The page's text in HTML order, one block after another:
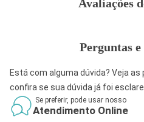
Avaliações
Perguntas e
Está com alguma dúvida? Veja
confira se sua dúvida já foi
Se preferir, pode usar nosso
Atendimento Online